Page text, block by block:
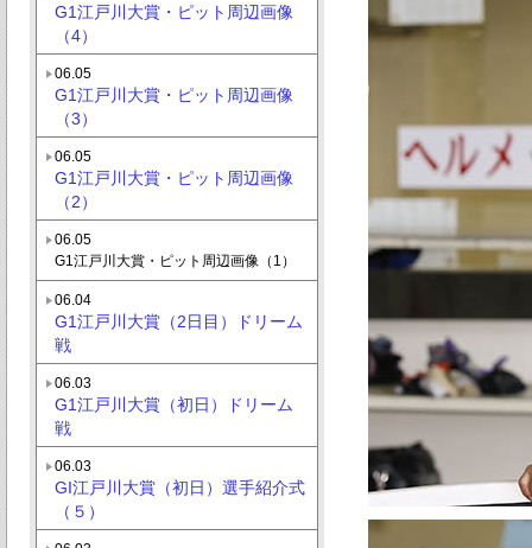
G1江戸川大賞・ピット周辺画像
（4）
06.05
G1江戸川大賞・ピット周辺画像
（3）
06.05
G1江戸川大賞・ピット周辺画像
（2）
06.05
G1江戸川大賞・ピット周辺画像（1）
06.04
G1江戸川大賞（2日目）ドリーム
戦
06.03
G1江戸川大賞（初日）ドリーム
戦
06.03
GI江戸川大賞（初日）選手紹介式
（５）